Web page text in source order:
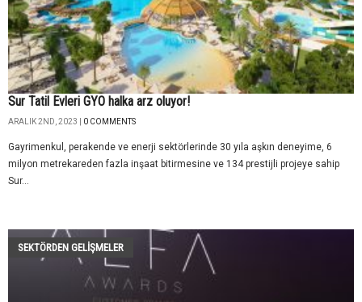
Sur Tatil Evleri GYO halka arz oluyor!
ARALIK 2ND, 2023 | 0 COMMENTS
Gayrimenkul, perakende ve enerji sektörlerinde 30 yıla aşkın deneyime, 6
milyon metrekareden fazla inşaat bitirmesine ve 134 prestijli projeye sahip
Sur...
SEKTÖRDEN GELIŞMELER